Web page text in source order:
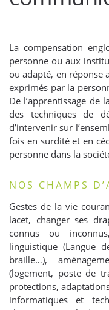
La compensation
personne ou aux
ou adapté, en réponse
exprimés par la
De l’apprentissage de
des techniques de
d’intervenir sur
fois en surdité et en
personne dans la
NOS CHAMPS
Gestes de la vie
lacet, changer ses
connus ou
linguistique (Langue
braille…),
(logement, poste de
protections,
informatiques et